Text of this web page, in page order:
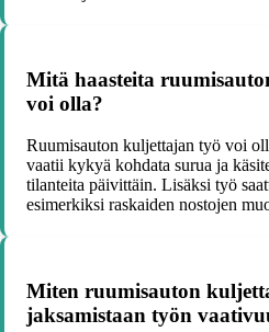
Mitä haasteita
voi olla?
Ruumisauton kuljettajan työ voi
vaatii kykyä kohdata surua ja
tilanteita päivittäin. Lisäksi työ
esimerkiksi raskaiden nostojen
Miten ruumisauton
jaksamistaan työn